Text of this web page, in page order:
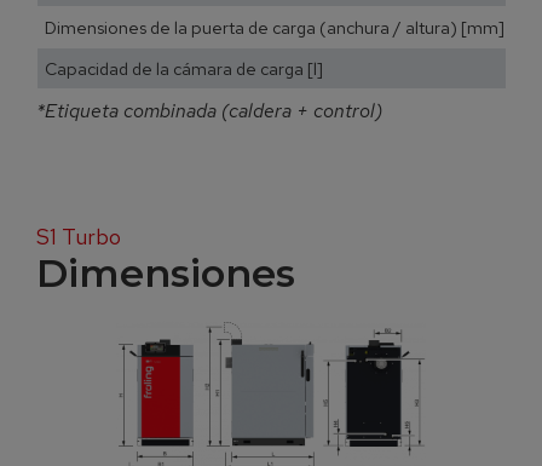
Dimensiones de la puerta de carga (anchura / altura) [mm]
Capacidad de la cámara de carga [l]
*Etiqueta combinada (caldera + control)
S1 Turbo
Dimensiones